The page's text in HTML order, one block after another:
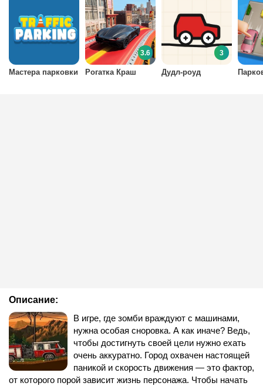
Описание:
В игре, где зомби враждуют с машинами,
нужна особая сноровка. А как иначе? Ведь,
чтобы достигнуть своей цели нужно ехать
очень аккуратно. Город охвачен настоящей
паникой и скорость движения — это фактор,
от которого порой зависит жизнь персонажа. Чтобы начать
Мастера парковки Рогатка Краш
3.6
Дудл-роуд
3